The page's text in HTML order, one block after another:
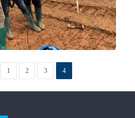
1 2 3 4